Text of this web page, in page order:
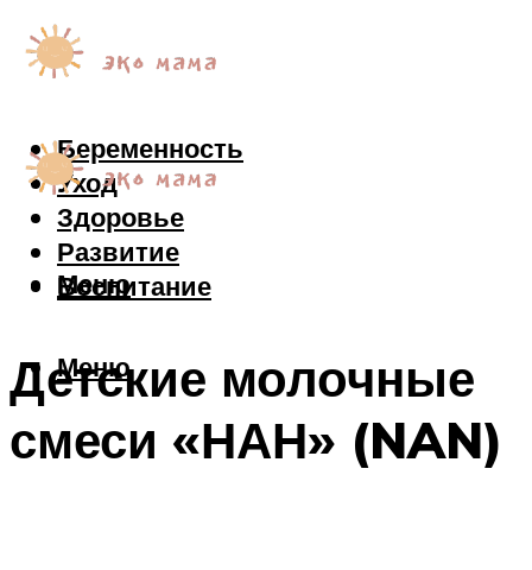
Беременность
Уход
Здоровье
Развитие
Воспитание
Меню
Меню
Детские молочные
смеси «НАН» (NAN)